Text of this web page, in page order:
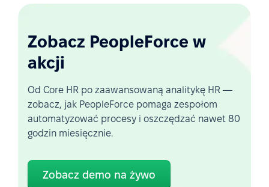
Zobacz PeopleForce w
akcji
Od Core HR po zaawansowaną analitykę HR —
zobacz, jak PeopleForce pomaga zespołom
automatyzować procesy i oszczędzać nawet 80
godzin miesięcznie.
Zobacz demo na żywo